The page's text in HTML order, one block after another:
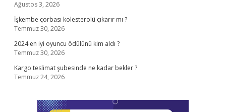
Ağustos 3, 2026
İşkembe çorbası kolesterolü çıkarır mı ?
Temmuz 30, 2026
2024 en iyi oyuncu ödülünü kim aldı ?
Temmuz 30, 2026
Kargo teslimat şubesinde ne kadar bekler ?
Temmuz 24, 2026